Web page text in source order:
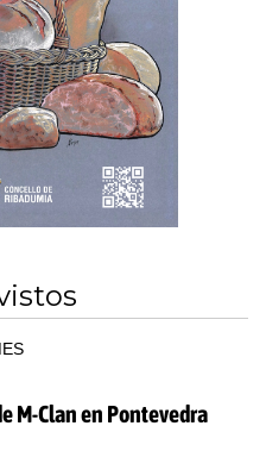
M-Clan en Pontevedra